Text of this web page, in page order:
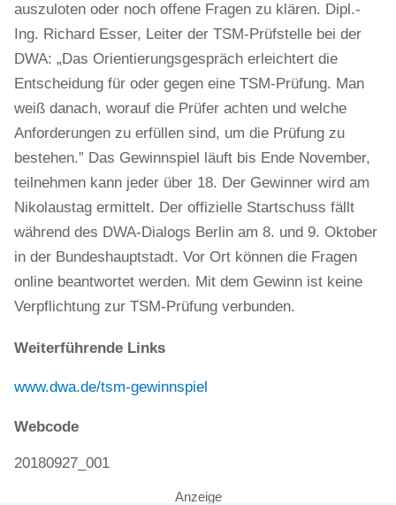
auszuloten oder noch offene Fragen zu klären. Dipl.-
Ing. Richard Esser, Leiter der TSM-Prüfstelle bei der
DWA: „Das Orientierungsgespräch erleichtert die
Entscheidung für oder gegen eine TSM-Prüfung. Man
weiß danach, worauf die Prüfer achten und welche
Anforderungen zu erfüllen sind, um die Prüfung zu
bestehen.” Das Gewinnspiel läuft bis Ende November,
teilnehmen kann jeder über 18. Der Gewinner wird am
Nikolaustag ermittelt. Der offizielle Startschuss fällt
während des DWA-Dialogs Berlin am 8. und 9. Oktober
in der Bundeshauptstadt. Vor Ort können die Fragen
online beantwortet werden. Mit dem Gewinn ist keine
Verpflichtung zur TSM-Prüfung verbunden.
Weiterführende Links
www.dwa.de/tsm-gewinnspiel
Webcode
20180927_001
Anzeige